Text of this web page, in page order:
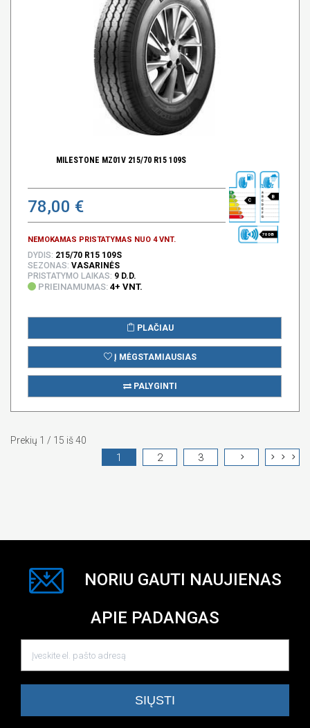
MILESTONE MZ01V 215/70 R15 109S
78,00 €
NEMOKAMAS PRISTATYMAS NUO 4 VNT.
C
B
70 DB
DYDIS: 215/70 R15 109S
SEZONAS: VASARINĖS
PRISTATYMO LAIKAS: 9 D.D.
PRIEINAMUMAS: 4+ VNT.
PLAČIAU
Į MĖGSTAMIAUSIAS
PALYGINTI
Prekių 1 / 15 iš 40
1 2 3
NORIU GAUTI NAUJIENAS
APIE PADANGAS